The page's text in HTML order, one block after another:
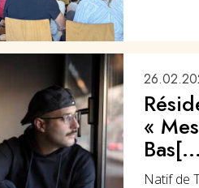
«
Natif de